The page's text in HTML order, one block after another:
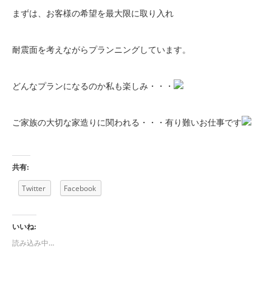
まずは、お客様の希望を最大限に取り入れ
耐震面を考えながらプランニングしています。
どんなプランになるのか私も楽しみ・・・
ご家族の大切な家造りに関われる・・・有り難いお仕事です
共有:
Twitter Facebook
いいね:
読み込み中…